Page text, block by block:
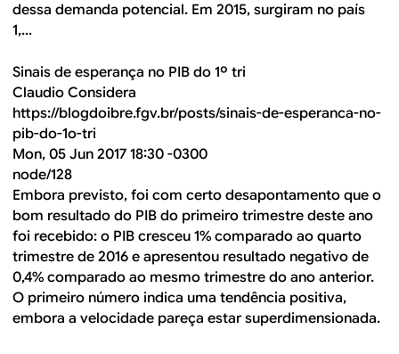
dessa demanda potencial. Em 2015, surgiram no país
1,...
Sinais de esperança no PIB do 1º tri
Claudio Considera
https://blogdoibre.fgv.br/posts/sinais-de-esperanca-no-
pib-do-1o-tri
Mon, 05 Jun 2017 18:30 -0300
node/128
Embora previsto, foi com certo desapontamento que o
bom resultado do PIB do primeiro trimestre deste ano
foi recebido: o PIB cresceu 1% comparado ao quarto
trimestre de 2016 e apresentou resultado negativo de
0,4% comparado ao mesmo trimestre do ano anterior.
O primeiro número indica uma tendência positiva,
embora a velocidade pareça estar superdimensionada.